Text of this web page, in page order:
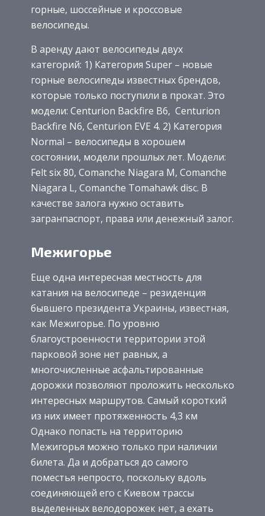
горные, шоссейные и кроссовые
велосипеды.
В аренду дают велосипеды двух
категорий: 1) Категория Super – новые
горные велосипеды известных брендов,
которые только поступили в прокат. Это
модели: Centurion Backfire B6, Centurion
Backfire N6, Centurion EVE 4. 2) Категория
Normal – велосипеды в хорошем
состоянии, модели прошлых лет. Модели:
Felt six 80, Comanche Niagara M, Comanche
Niagara L, Comanche Tomahawk disc. В
качестве залога нужно оставить
загранпаспорт, права или денежный залог.
Межигорье
Еще одна интересная местность для
катания на велосипеде – резиденция
бывшего президента Украины, известная,
как Межигорье. По уровню
благоустроенности территории этой
парковой зоне нет равных, а
многочисленные асфальтированные
дорожки позволяют проложить несколько
интересных маршрутов. Самый короткий
из них имеет протяженность 4,3 км
Однако попасть на территорию
Межигорья можно только при наличии
билета. Да и добраться до самого
поместья непросто, поскольку вдоль
соединяющей его с Киевом трассы
выделенных велодорожек нет, а ехать